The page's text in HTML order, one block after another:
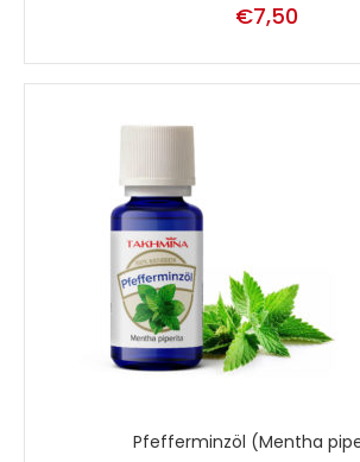
€7,50
Pfefferminzöl (Mentha